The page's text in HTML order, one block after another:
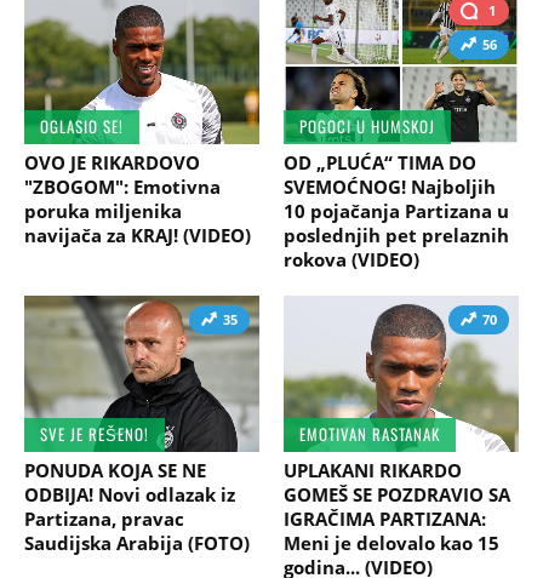
OGLASIO SE!
OVO JE RIKARDOVO
"ZBOGOM": Emotivna
poruka miljenika
navijača za KRAJ! (VIDEO)
1
56
POGOCI U HUMSKOJ
OD „PLUĆA“ TIMA DO
SVEMOĆNOG! Najboljih
10 pojačanja Partizana u
poslednjih pet prelaznih
rokova (VIDEO)
35
SVE JE REŠENO!
PONUDA KOJA SE NE
ODBIJA! Novi odlazak iz
Partizana, pravac
Saudijska Arabija (FOTO)
70
EMOTIVAN RASTANAK
UPLAKANI RIKARDO
GOMEŠ SE POZDRAVIO SA
IGRAČIMA PARTIZANA:
Meni je delovalo kao 15
godina... (VIDEO)